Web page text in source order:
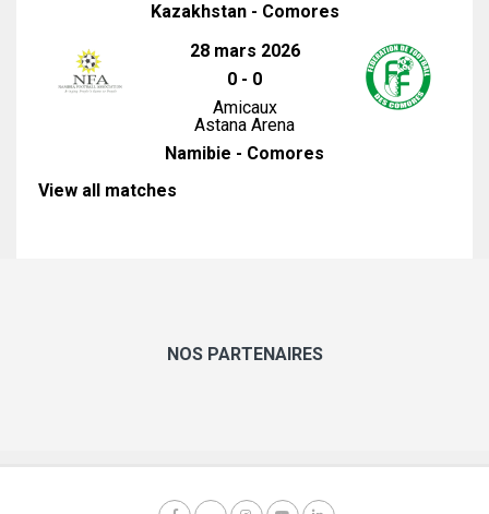
Kazakhstan - Comores
28 mars 2026
0 - 0
Amicaux
Astana Arena
Namibie - Comores
View all matches
NOS PARTENAIRES